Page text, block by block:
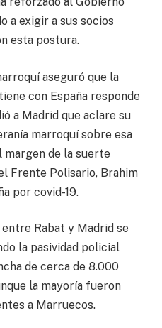
a exigir a sus socios
esta postura.
aseguró que la
con España responde
a Madrid que aclare su
marroquí sobre esa
margen de la suerte
Frente Polisario, Brahim
por covid-19.
Rabat y Madrid se
la pasividad policial
de cerca de 8.000
la mayoría fueron
a Marruecos.